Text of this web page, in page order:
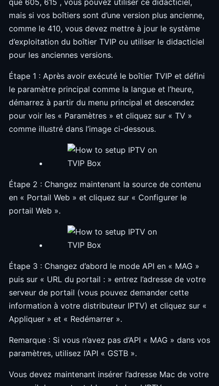
mais si vos boîtiers sont d’une version plus ancienne,
comme le 410, vous devez mettre à jour le système
d’exploitation du boîtier TVIP ou utiliser le didacticiel
pour les anciennes versions.
Étape 1 : Après avoir exécuté le boîtier TVIP et défini
le paramètre principal comme la langue et l’heure,
démarrez à partir du menu principal et descendez
pour voir les « Paramètres » et cliquez sur « TV »
comme illustré dans l’image ci-dessous.
Étape 2 : Changez maintenant la source de contenu
en « Portail Web » et cliquez sur « Configurer le
portail Web ».
Étape 3 : Changez d’abord le mode API en « MAG »
puis sur « URL du portail : » entrez l’adresse de votre
serveur de portail (vous pouvez demander cette
information à votre distributeur IPTV) et cliquez sur «
Appliquer » et « Redémarrer ».
Remarque : Si vous n’avez pas d’API « MAG » dans vos
paramètres, utilisez l’API « GSTB ».
Vous devez maintenant insérer l’adresse Mac de votre